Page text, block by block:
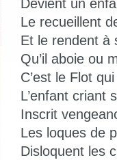
Devient un
Le recueillent
Et le rendent à
Qu’il aboie ou
C’est le Flot
L’enfant criant
Inscrit
Les loques de
Disloquent les